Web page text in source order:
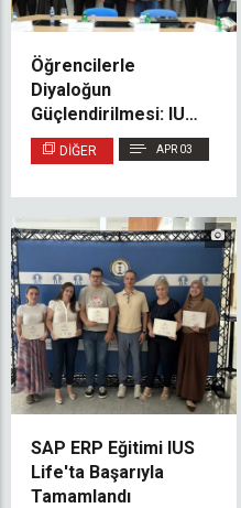
Öğrencilerle
Diyaloğun
Güçlendirilmesi: IUS
Rektörü SPIUS
Temsilcileriyle Bir
DIĞER APR 03
SAP ERP Eğitimi IUS
Life'ta Başarıyla
Tamamlandı